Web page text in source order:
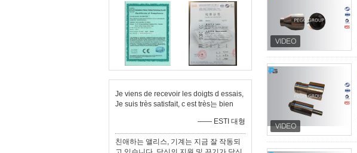
Je viens de recevoir les doigts d essais,
Je suis très satisfait, c est très는 bien
—— ESTI 대형
친애하는 앨리스, 기계는 지금 잘 작동되